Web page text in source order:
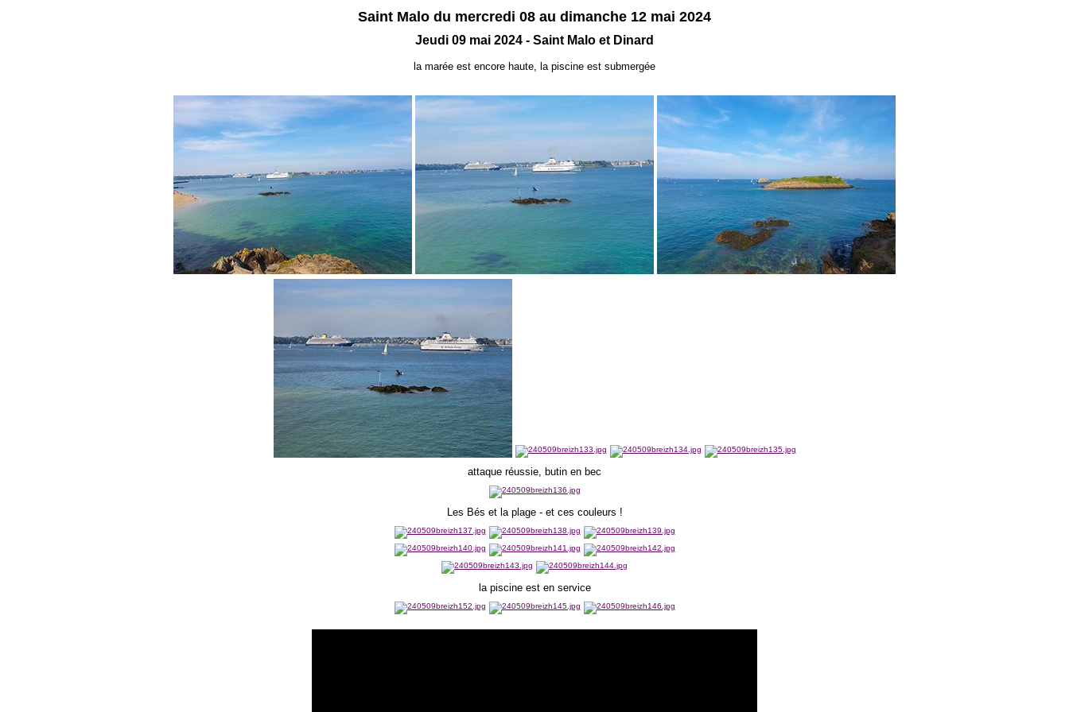
Saint Malo du mercredi 08 au dimanche 12 mai 2024
Jeudi 09 mai 2024 - Saint Malo et Dinard
la marée est encore haute, la piscine est submergée
attaque réussie, butin en bec
Les Bés et la plage - et ces couleurs !
la piscine est en service